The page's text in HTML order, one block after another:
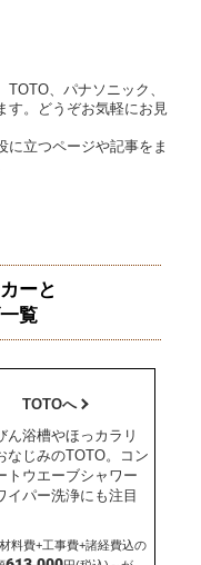
、パナソニック、
す。どうぞお気軽にお見
に立つページや記事をま
ーと
覧
TOTOへ
ん浴槽やほっカラリ
なじみのTOTO。コン
トウエーブシャワー
イパー洗浄にも注目
料費+工事費+諸経費込の